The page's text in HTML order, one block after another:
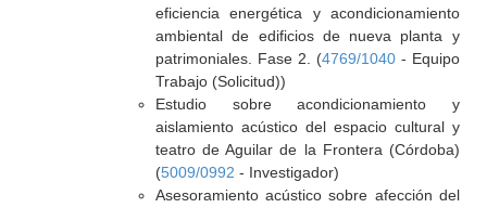
eficiencia energética y acondicionamiento
ambiental de edificios de nueva planta y
patrimoniales. Fase 2. (4769/1040- Equipo
Trabajo (Solicitud))
Estudio sobre acondicionamiento y
aislamiento acústico del espacio cultural y
teatro de Aguilar de la Frontera (Córdoba)
(5009/0992 - Investigador)
Asesoramiento acústico sobre afección del